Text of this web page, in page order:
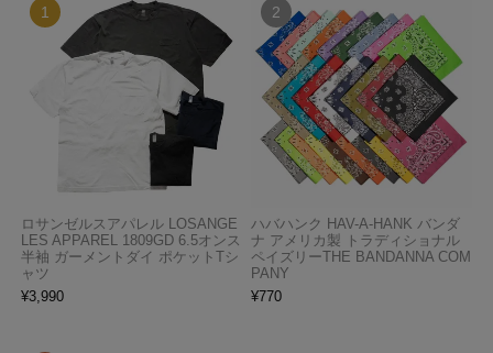
ロサンゼルスアパレル LOSANGE
LES APPAREL 1809GD 6.5オンス
半袖 ガーメントダイ ポケットTシ
ャツ
¥3,990
ハバハンク HAV-A-HANK バンダ
ナ アメリカ製 トラディショナル
ペイズリーTHE BANDANNA COM
PANY
¥770